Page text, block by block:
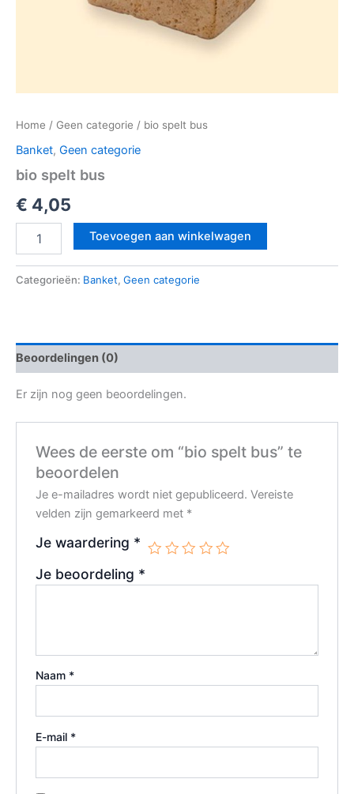
Home / Geen categorie / bio spelt bus
Banket, Geen categorie
bio spelt bus
€ 4,05
Toevoegen aan winkelwagen
Categorieën: Banket, Geen categorie
Beoordelingen (0)
Er zijn nog geen beoordelingen.
Wees de eerste om “bio spelt bus” te
beoordelen
Je e-mailadres wordt niet gepubliceerd. Vereiste
velden zijn gemarkeerd met *
Je waardering *
Je beoordeling *
Naam *
E-mail *